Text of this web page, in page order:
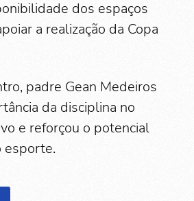
dos espaços
a realização da Copa
padre Gean Medeiros
da disciplina no
e reforçou o potencial
esporte.